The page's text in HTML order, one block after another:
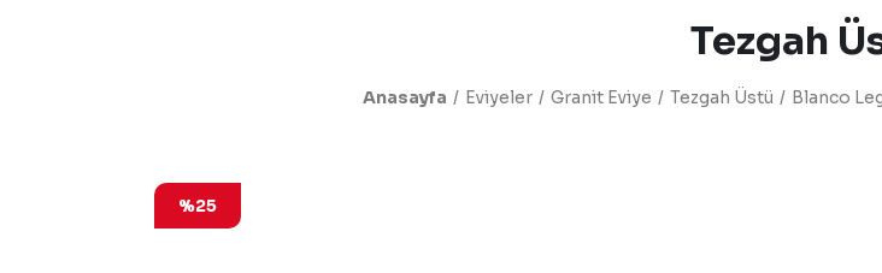
Tezgah
Anasayfa Eviyeler Granit Eviye Tezgah Üstü Blanco
%25